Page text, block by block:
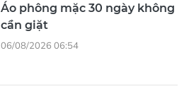
Áo phông mặc 30 ngày không
cần giặt
06/08/2026 06:54